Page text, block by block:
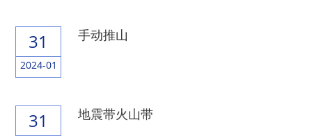
31
2024-01
手动推山
31 地震带火山带